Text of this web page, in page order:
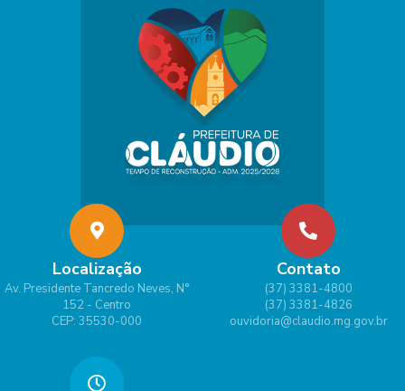
Localização
Av. Presidente Tancredo Neves, N°
152 - Centro
CEP: 35530-000
Contato
(37) 3381-4800
(37) 3381-4826
ouvidoria@claudio.mg.gov.br